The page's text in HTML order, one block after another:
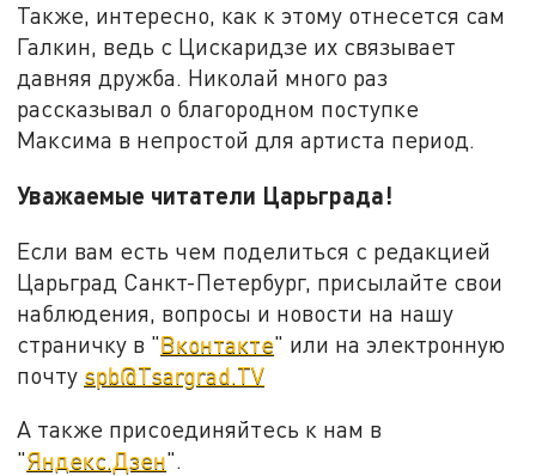
Также, интересно, как к этому отнесется сам
Галкин, ведь с Цискаридзе их связывает
давняя дружба. Николай много раз
рассказывал о благородном поступке
Максима в непростой для артиста период.
Уважаемые читатели Царьграда!
Если вам есть чем поделиться с редакцией
Царьград Санкт-Петербург, присылайте свои
наблюдения, вопросы и новости на нашу
страничку в "Вконтакте" или на электронную
почту spb@Tsargrad.TV
А также присоединяйтесь к нам в
"Яндекс.Дзен".